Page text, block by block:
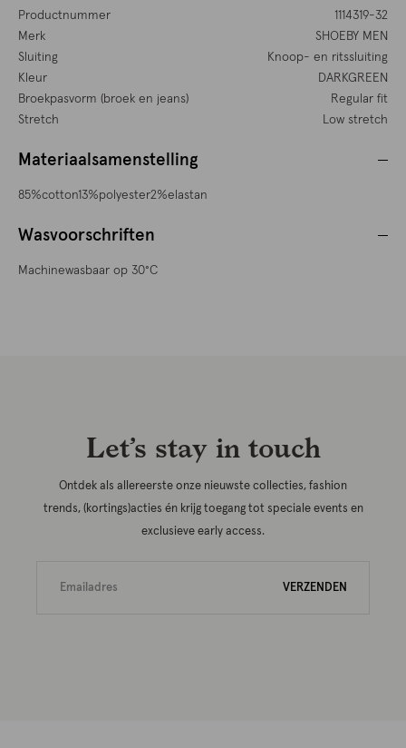
Productnummer
1114319-32
Merk
SHOEBY MEN
Sluiting
Knoop- en ritssluiting
Kleur
DARKGREEN
Broekpasvorm (broek en jeans)
Regular fit
Stretch
Low stretch
Materiaalsamenstelling
85%cotton13%polyester2%elastan
Wasvoorschriften
Machinewasbaar op 30°C
Let’s stay in touch
Ontdek als allereerste onze nieuwste collecties, fashion
trends, (kortings)acties én krijg toegang tot speciale events en
exclusieve early access.
VERZENDEN